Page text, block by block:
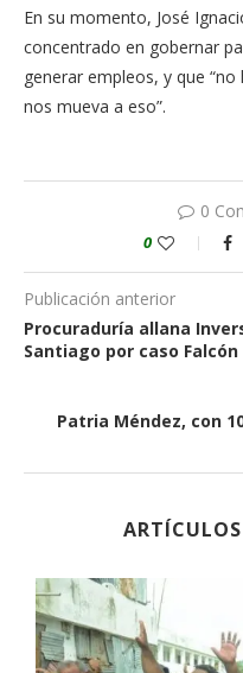
En su momento, José
concen­trado en gobernar
generar empleos, y que
nos mue­va a eso”.
0
0
Publicación anterior
Procuraduría allana
Santiago por caso Falcón
Patria Méndez, con